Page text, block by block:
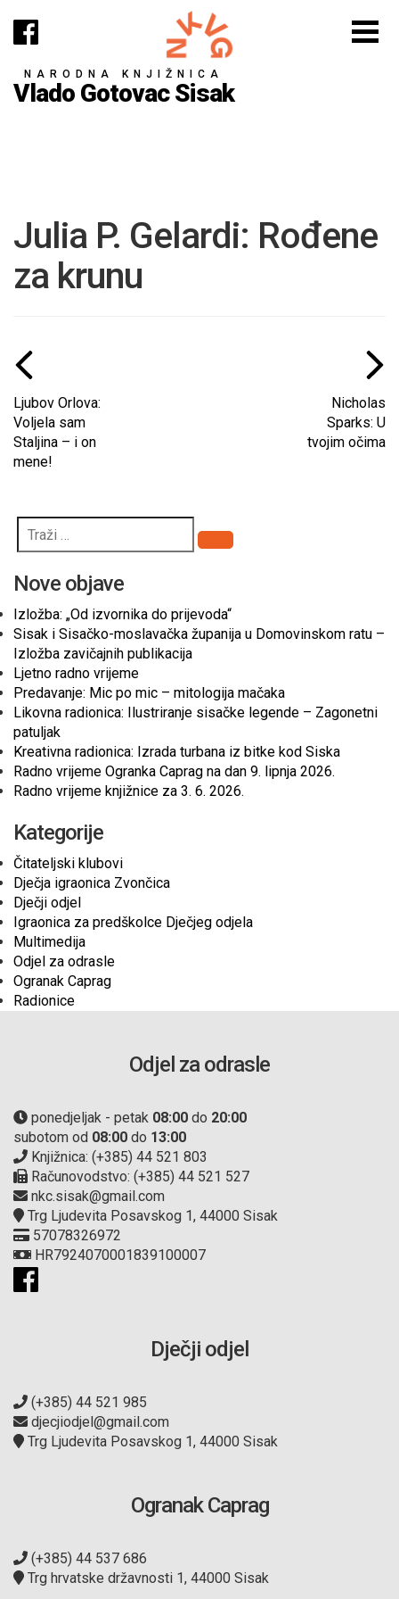
NARODNA KNJIŽNICA
Vlado Gotovac Sisak
Julia P. Gelardi: Rođene
za krunu
Ljubov Orlova:
Voljela sam
Staljina – i on
mene!
Nicholas
Sparks: U
tvojim očima
Pretraži
Nove objave
Izložba: „Od izvornika do prijevoda“
Sisak i Sisačko-moslavačka županija u Domovinskom ratu –
Izložba zavičajnih publikacija
Ljetno radno vrijeme
Predavanje: Mic po mic – mitologija mačaka
Likovna radionica: Ilustriranje sisačke legende – Zagonetni
patuljak
Kreativna radionica: Izrada turbana iz bitke kod Siska
Radno vrijeme Ogranka Caprag na dan 9. lipnja 2026.
Radno vrijeme knjižnice za 3. 6. 2026.
Kategorije
Čitateljski klubovi
Dječja igraonica Zvončica
Dječji odjel
Igraonica za predškolce Dječjeg odjela
Multimedija
Odjel za odrasle
Ogranak Caprag
Radionice
Odjel za odrasle
ponedjeljak - petak 08:00 do 20:00
subotom od 08:00 do 13:00
Knjižnica: (+385) 44 521 803
Računovodstvo: (+385) 44 521 527
nkc.sisak@gmail.com
Trg Ljudevita Posavskog 1, 44000 Sisak
57078326972
HR7924070001839100007
Dječji odjel
(+385) 44 521 985
djecjiodjel@gmail.com
Trg Ljudevita Posavskog 1, 44000 Sisak
Ogranak Caprag
(+385) 44 537 686
Trg hrvatske državnosti 1, 44000 Sisak